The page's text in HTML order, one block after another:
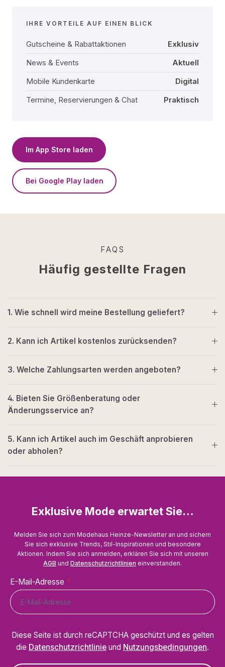
IHRE VORTEILE AUF EINEN BLICK
Gutscheine & Rabattaktionen
Exklusiv
News & Events
Aktuell
Mobile Kundenkarte
Digital
Termine, Reservierungen & Chat
Praktisch
Im App Store laden
Bei Google Play laden
FAQS
Häufig gestellte Fragen
1. Wie schnell wird meine Bestellung geliefert?
2. Kann ich Artikel kostenlos zurücksenden?
3. Welche Zahlungsarten werden angeboten?
4. Bieten Sie Größenberatung oder
Änderungsservice an?
5. Kann ich Artikel auch im Geschäft anprobieren
oder abholen?
Exklusive Mode erwartet Sie…
Melden Sie sich zum Modehaus Heinze-Newsletter an und sichern
Sie sich exklusive Trends, Stil-Inspirationen und besondere
Aktionen. Indem Sie sich anmelden, erklären Sie sich mit unseren
AGB und Datenschutzrichtlinien einverstanden.
E-Mail-Adresse *
Diese Seite ist durch reCAPTCHA geschützt und es gelten
die Datenschutzrichtlinie und Nutzungsbedingungen.